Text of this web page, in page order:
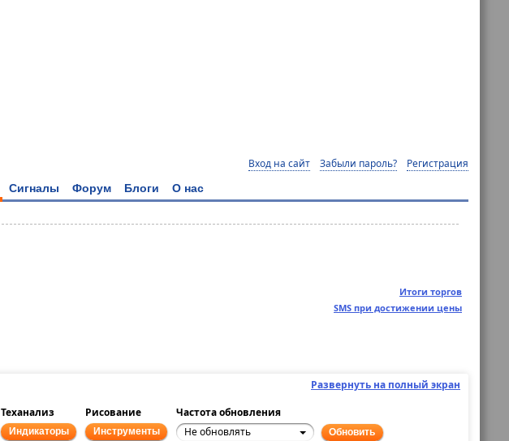
Вход на сайт Забыли пароль? Регистрация
Сигналы Форум Блоги О нас
Итоги торгов
SMS при достижении цены
Развернуть на полный экран
Теханализ Рисование
Частота обновления
Индикаторы Инструменты Не обновлять Обновить